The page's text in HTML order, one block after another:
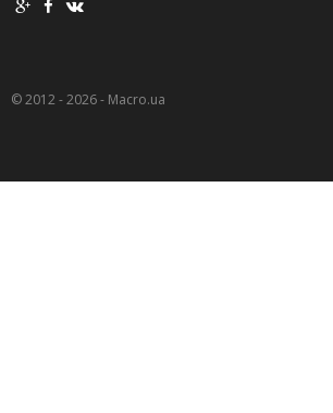
© 2012 - 2026 - Macro.ua